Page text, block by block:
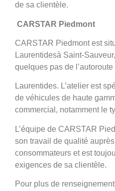
de sa clientèle.
CARSTAR Piedmont
CARSTAR Piedmont est
Laurentidesà Saint-
quelques pas de l’autoroute
Laurentides. L’atelier est
de véhicules de haute
commercial, notamment le
L’équipe de CARSTAR
son travail de qualité
consommateurs et est
exigences de sa clientèle.
Pour plus de